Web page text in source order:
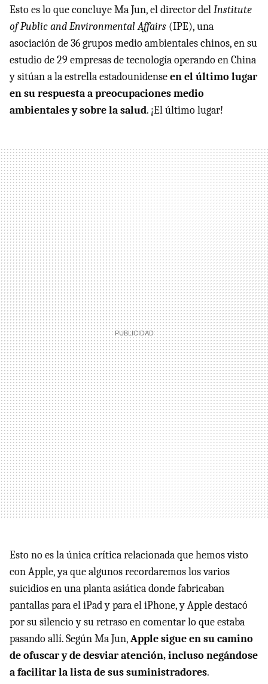
Esto es lo que concluye Ma Jun, el director delInstitute
of Public and Environmental Affairs (IPE), una
asociación de 36 grupos medio ambientales chinos, en su
estudio de 29 empresas de tecnología operando en China
y sitúan a la estrella estadounidenseen el último lugar
en su respuesta a preocupaciones medio
ambientales y sobre la salud. ¡El último lugar!
Esto no es la única crítica relacionada que hemos visto
con Apple, ya que algunos recordaremos los varios
suicidios en una planta asiática donde fabricaban
pantallas para el iPad y para el iPhone, y Apple destacó
por su silencio y su retraso en comentar lo que estaba
pasando allí. Según Ma Jun,Apple sigue en su camino
de ofuscar y de desviar atención, incluso negándose
a facilitar la lista de sus suministradores.